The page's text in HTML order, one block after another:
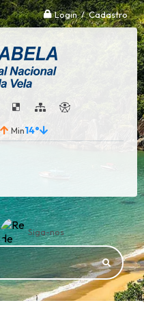
Login / Cadastro
14°
Siga-nos